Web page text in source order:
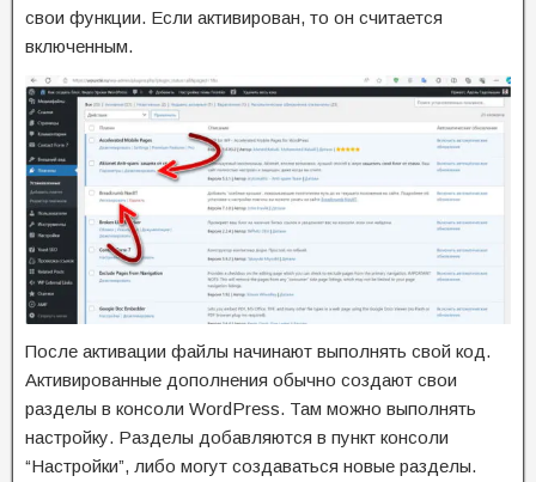
свои функции. Если активирован, то он считается
включенным.
После активации файлы начинают выполнять свой код.
Активированные дополнения обычно создают свои
разделы в консоли WordPress. Там можно выполнять
настройку. Разделы добавляются в пункт консоли
“Настройки”, либо могут создаваться новые разделы.